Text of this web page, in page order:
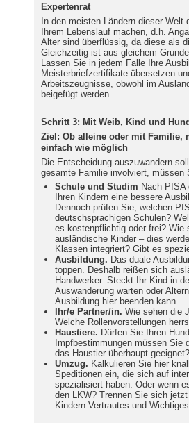
Expertenrat
In den meisten Ländern dieser Welt
Ihrem Lebenslauf machen, d.h.
Alter sind überflüssig, da diese als
Gleichzeitig ist aus gleichem
Lassen Sie in jedem Falle Ihre
Meisterbriefzertifikate übersetzen
Arbeitszeugnisse, obwohl im
beigefügt werden.
Schritt 3: Mit Weib, Kind und
Ziel: Ob alleine oder mit Familie,
einfach wie möglich
Die Entscheidung auszuwandern
gesamte Familie involviert,
Schule und Studim Nach PISA
Ihren Kindern eine bessere
Dennoch prüfen Sie, welchen
deutschsprachigen Schulen?
es kostenpflichtig oder frei? Wie
ausländische Kinder – dies
Klassen integriert? Gibt es
Ausbildung. Das duale
toppen. Deshalb reißen sich
Handwerker. Steckt Ihr Kind in
Auswanderung warten oder
Ausbildung hier beenden kann.
Ihr/e Partner/in. Wie sehen die
Welche Rollenvorstellungen
Haustiere. Dürfen Sie Ihren
Impfbestimmungen müssen Sie
das Haustier überhaupt geeignet?
Umzug. Kalkulieren Sie hier
Speditionen ein, die sich auf
spezialisiert haben. Oder wenn
den LKW? Trennen Sie sich
Kindern Vertrautes und Wichtiges